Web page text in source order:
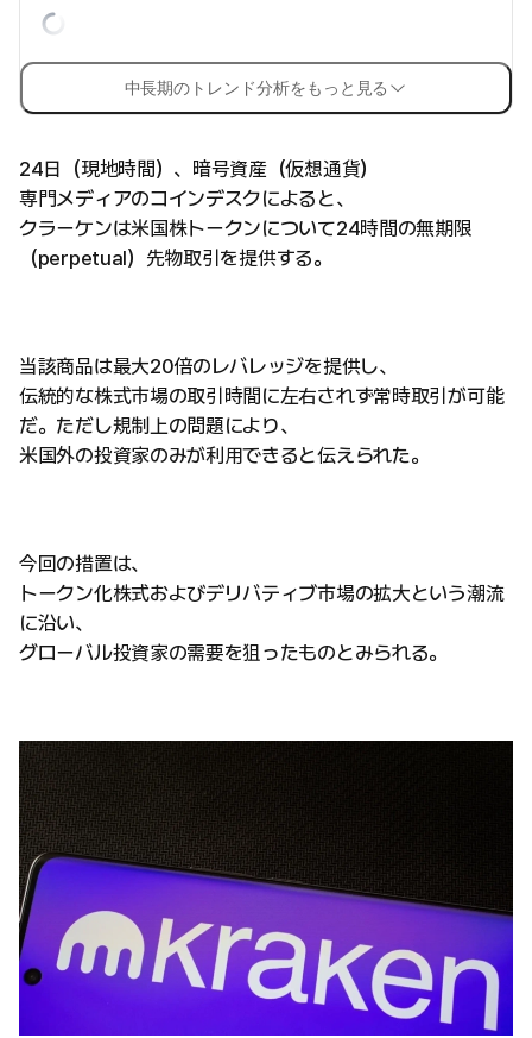
中長期のトレンド分析をもっと見る
24日（現地時間）、暗号資産（仮想通貨）
専門メディアのコインデスクによると、
クラーケンは米国株トークンについて24時間の無期限
（perpetual）先物取引を提供する。
当該商品は最大20倍のレバレッジを提供し、
伝統的な株式市場の取引時間に左右されず常時取引が可能
だ。ただし規制上の問題により、
米国外の投資家のみが利用できると伝えられた。
今回の措置は、
トークン化株式およびデリバティブ市場の拡大という潮流
に沿い、
グローバル投資家の需要を狙ったものとみられる。